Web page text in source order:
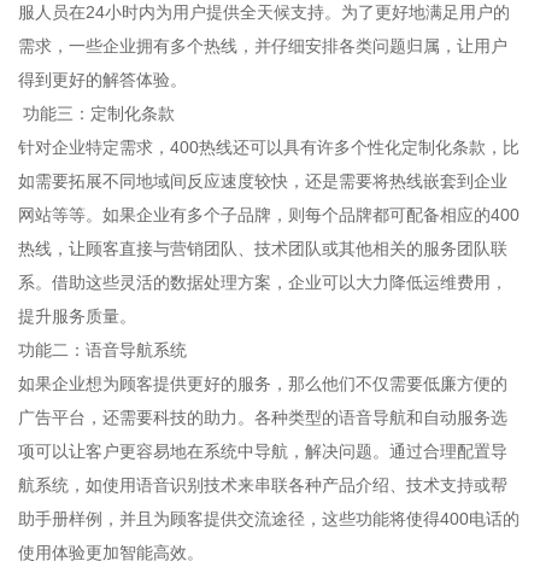
服人员在24小时内为用户提供全天候支持。为了更好地满足用户的
需求，一些企业拥有多个热线，并仔细安排各类问题归属，让用户
得到更好的解答体验。
功能三：定制化条款
针对企业特定需求，400热线还可以具有许多个性化定制化条款，比
如需要拓展不同地域间反应速度较快，还是需要将热线嵌套到企业
网站等等。如果企业有多个子品牌，则每个品牌都可配备相应的400
热线，让顾客直接与营销团队、技术团队或其他相关的服务团队联
系。借助这些灵活的数据处理方案，企业可以大力降低运维费用，
提升服务质量。
功能二：语音导航系统
如果企业想为顾客提供更好的服务，那么他们不仅需要低廉方便的
广告平台，还需要科技的助力。各种类型的语音导航和自动服务选
项可以让客户更容易地在系统中导航，解决问题。通过合理配置导
航系统，如使用语音识别技术来串联各种产品介绍、技术支持或帮
助手册样例，并且为顾客提供交流途径，这些功能将使得400电话的
使用体验更加智能高效。